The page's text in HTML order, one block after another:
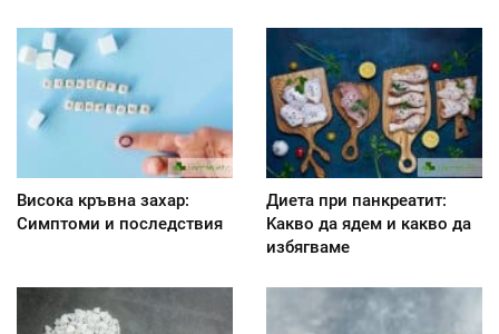
Висока кръвна захар:
Симптоми и последствия
Диета при панкреатит:
Kакво да ядем и какво да
избягваме